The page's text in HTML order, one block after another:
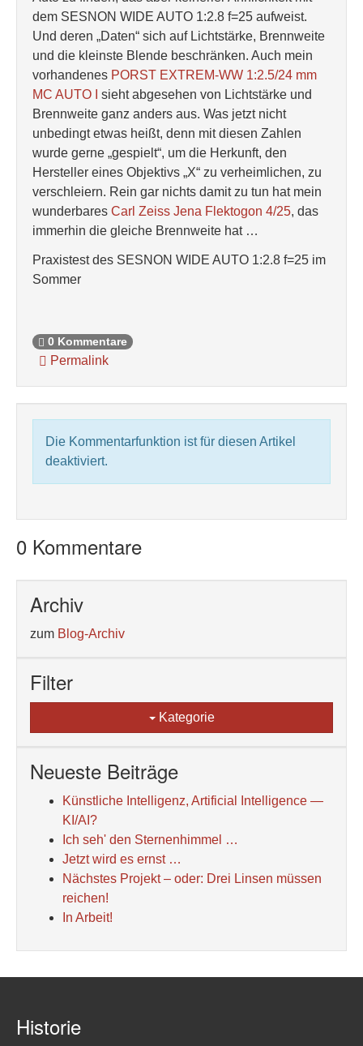
dem SESNON WIDE AUTO 1:2.8 f=25 aufweist.
Und deren „Daten“ sich auf Lichtstärke, Brennweite
und die kleinste Blende beschränken. Auch mein
vorhandenes PORST EXTREM-WW 1:2.5/24 mm
MC AUTO I
sieht abgesehen von Lichtstärke und
Brennweite ganz anders aus. Was jetzt nicht
unbedingt etwas heißt, denn mit diesen Zahlen
wurde gerne „gespielt“, um die Herkunft, den
Hersteller eines Objektivs „X“ zu verheimlichen, zu
verschleiern. Rein gar nichts damit zu tun hat mein
wunderbares Carl Zeiss Jena Flektogon 4/25, das
immerhin die gleiche Brennweite hat …
Praxistest des SESNON WIDE AUTO 1:2.8 f=25 im
Sommer
0 Kommentare
Permalink
Die Kommentarfunktion ist für diesen Artikel
deaktiviert.
0 Kommentare
Archiv
zum Blog-Archiv
Filter
Kategorie
Neueste Beiträge
Künstliche Intelligenz, Artificial Intelligence —
KI/AI?
Ich seh' den Sternenhimmel …
Jetzt wird es ernst …
Nächstes Projekt – oder: Drei Linsen müssen
reichen!
In Arbeit!
Historie